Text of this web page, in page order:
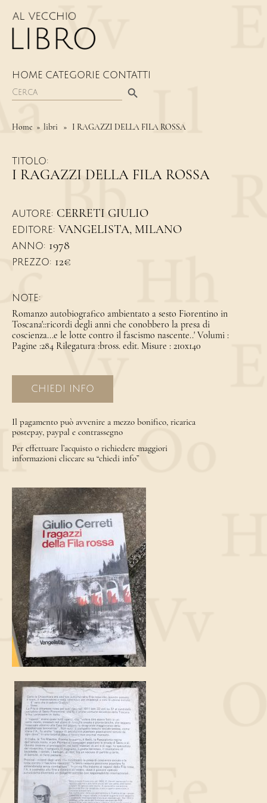
HOME CATEGORIE CONTATTI
Search
for:
Home » libri » I RAGAZZI DELLA FILA ROSSA
TITOLO:
I RAGAZZI DELLA FILA ROSSA
AUTORE: CERRETI GIULIO
EDITORE: VANGELISTA, MILANO
ANNO: 1978
PREZZO: 12€
NOTE:
Romanzo autobiografico ambientato a sesto Fiorentino in
Toscana'::ricordi degli anni che conobbero la presa di
coscienza...e le lotte contro il fascismo nascente..' Volumi :
Pagine :284 Rilegatura :bross. edit. Misure : 210x140
CHIEDI INFO
Il pagamento può avvenire a mezzo bonifico, ricarica
postepay, paypal e contrassegno
Per effettuare l’acquisto o richiedere maggiori
informazioni cliccare su “chiedi info”